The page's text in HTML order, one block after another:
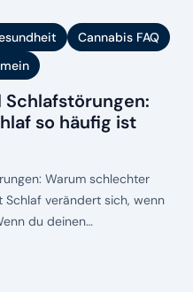
Cannabis FAQ
so häufig ist
Warum schlechter
verändert sich, wenn
du deinen